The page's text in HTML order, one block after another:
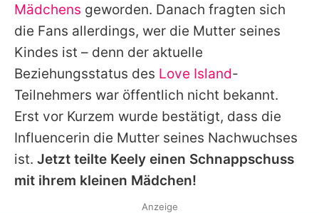
Utiq verwalten
Mädchens geworden. Danach fragten sich
die Fans allerdings, wer die Mutter seines
Kindes ist – denn der aktuelle
Beziehungsstatus des Love Island-
Teilnehmers war öffentlich nicht bekannt.
Erst vor Kurzem wurde bestätigt, dass die
Influencerin die Mutter seines Nachwuchses
ist. Jetzt teilte Keely einen Schnappschuss
mit ihrem kleinen Mädchen!
Anzeige